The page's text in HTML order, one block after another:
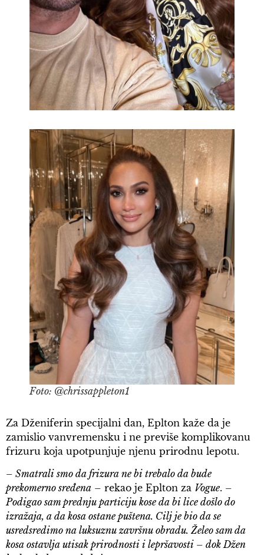
Foto: @chrissappleton1
Za Dženiferin specijalni dan, Eplton kaže da je
zamislio vanvremensku i ne previše komplikovanu
frizuru koja upotpunjuje njenu prirodnu lepotu.
– Smatrali smo da frizura ne bi trebalo da bude
prekomerno sređena – rekao je Eplton za Vogue. –
Podigao sam prednju particiju kose da bi lice došlo do
izražaja, a da kosa ostane puštena. Cilj je bio da se
usredsredimo na luksuznu završnu obradu. Želeo sam da
kosa ostavlja utisak prirodnosti i lepršavosti – dok Džen